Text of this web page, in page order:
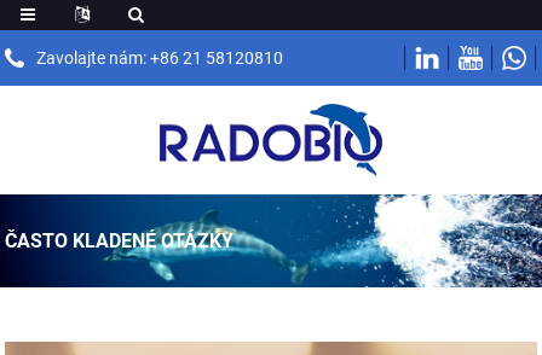
Zavolajte nám: +86 21 58120810
ČASTO KLADENÉ OTÁZKY